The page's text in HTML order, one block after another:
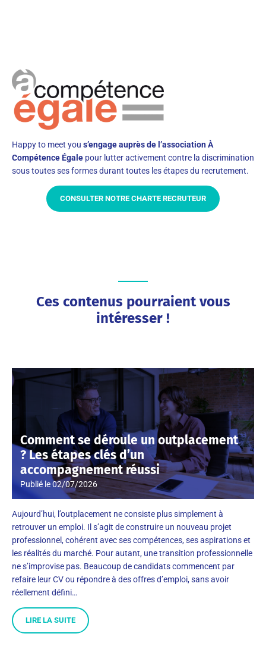
Happy to meet you s’engage auprès de l’association À
Compétence Égale pour lutter activement contre la discrimination
sous toutes ses formes durant toutes les étapes du recrutement.
CONSULTER NOTRE CHARTE RECRUTEUR
Ces contenus pourraient vous
intéresser !
Comment se déroule un outplacement
? Les étapes clés d’un
accompagnement réussi
Publié le02/07/2026
Aujourd’hui, l’outplacement ne consiste plus simplement à
retrouver un emploi. Il s’agit de construire un nouveau projet
professionnel, cohérent avec ses compétences, ses aspirations et
les réalités du marché. Pour autant, une transition professionnelle
ne s’improvise pas. Beaucoup de candidats commencent par
refaire leur CV ou répondre à des offres d’emploi, sans avoir
réellement défini…
LIRE LA SUITE